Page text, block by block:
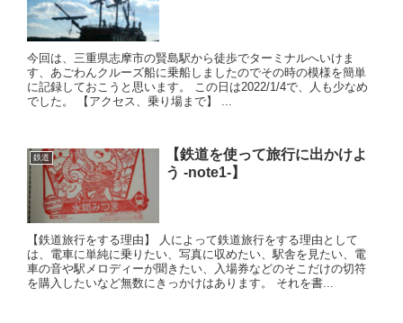
今回は、三重県志摩市の賢島駅から徒歩でターミナルへいけま
す、あごわんクルーズ船に乗船しましたのでその時の模様を簡単
に記録しておこうと思います。 この日は2022/1/4で、人も少なめ
でした。 【アクセス、乗り場まで】 ...
鉄道
【鉄道を使って旅行に出かけよ
う -note1-】
【鉄道旅行をする理由】 人によって鉄道旅行をする理由として
は、電車に単純に乗りたい、写真に収めたい、駅舎を見たい、電
車の音や駅メロディーが聞きたい、入場券などのそこだけの切符
を購入したいなど無数にきっかけはあります。 それを書...